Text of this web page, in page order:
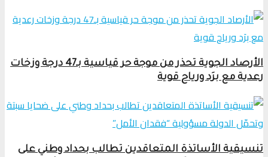
الأرصاد الجوية تحذر من موجة حر قياسية بـ47 درجة وزخات
رعدية مع برَد ورياح قوية
تنسيقية الأساتذة المتعاقدين تطالب بحداد وطني على